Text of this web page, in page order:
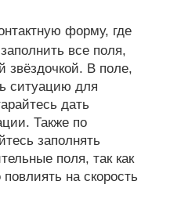
форму, где
все поля,
звёздочкой. В поле,
ситуацию для
дать
Также по
заполнять
поля, так как
на скорость